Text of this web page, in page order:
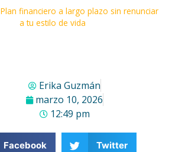
Plan financiero a largo plazo sin renunciar
a tu estilo de vida
Erika Guzmán
marzo 10, 2026
12:49 pm
Facebook Twitter